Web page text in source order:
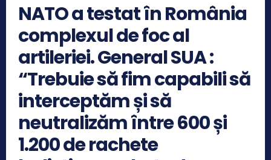
NATO a testat în România
complexul de foc al
artileriei. General SUA :
“Trebuie să fim capabili să
interceptăm și să
neutralizăm între 600 și
1.200 de rachete